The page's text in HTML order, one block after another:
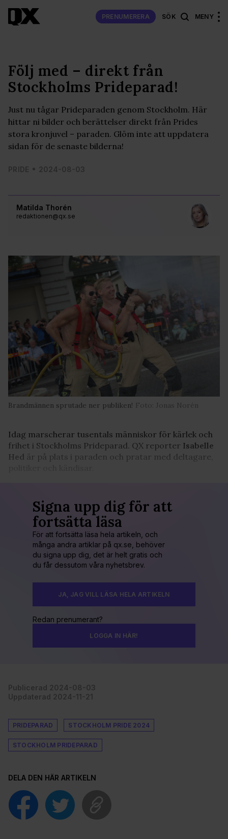
PRENUMERERA SÖK MENY
Matilda Thorén
redaktionen@qx.se
Följ med – direkt från
Stockholms Prideparad!
Just nu tågar Prideparaden genom Stockholm. Här
hittar ni bilder och berättelser direkt från Prides
stora kronjuvel – paraden. Glöm inte att uppdatera
sidan för de senaste bilderna!
PRIDE 2024-08-03
Brandmännen sprutade ner publiken! Foto: Jonas Norén
Idag marscherar tusentals människor för kärlek och
frihet i Stockholms Prideparad. QX reporter Isabelle
Hed är på plats i paraden och pratar med deltagare,
Signa upp dig för att
fortsätta läsa
För att fortsätta läsa hela artikeln, och
många andra artiklar på qx.se, behöver
du signa upp dig, det är helt gratis och
du får dessutom våra nyhetsbrev.
JA, JAG VILL LÄSA HELA ARTIKELN
Redan prenumerant?
LOGGA IN HÄR!
Publicerad 2024-08-03
Uppdaterad 2024-11-21
PRIDEPARAD STOCKHOLM PRIDE 2024
STOCKHOLM PRIDEPARAD
DELA DEN HÄR ARTIKELN